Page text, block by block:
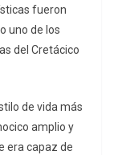
fueron
uno de los
del Cretácico
de vida más
amplio y
era capaz de